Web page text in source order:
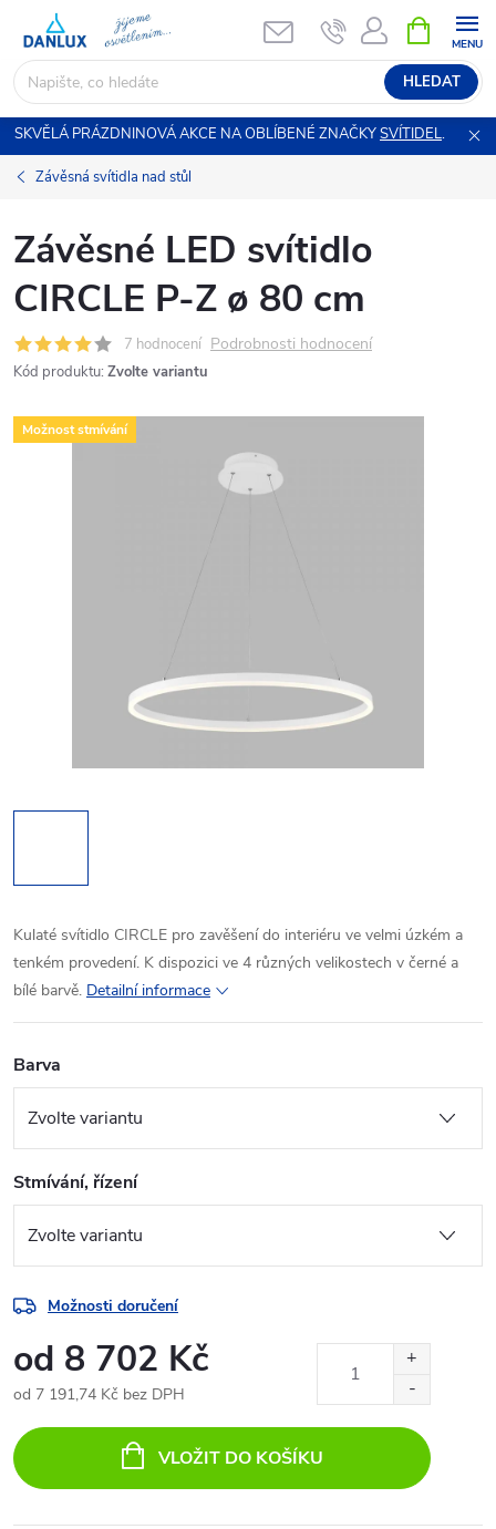
obsah
HLEDAT
NÁKUPNÍ
KOŠÍK
SKVĚLÁ PRÁZDNINOVÁ AKCE NA OBLÍBENÉ ZNAČKYSVÍTIDEL.
Závěsná svítidla nad stůl
Závěsné LED svítidlo
CIRCLE P-Z ø 80 cm
7 hodnocení Podrobnosti hodnocení
Kód produktu: Zvolte variantu
Možnost stmívání
Kulaté svítidlo CIRCLE pro zavěšení do interiéru ve velmi úzkém a
tenkém provedení. K dispozici ve 4 různých velikostech v černé a
bílé barvě. Detailní informace
Barva
Stmívání, řízení
Možnosti doručení
od 8 702 Kč
od 7 191,74 Kč bez DPH
cena:
VLOŽIT DO KOŠÍKU